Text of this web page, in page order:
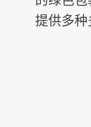
提供多